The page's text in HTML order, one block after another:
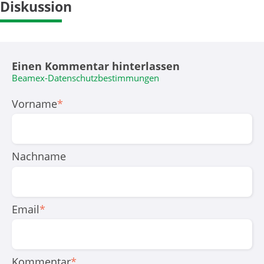
Diskussion
Einen Kommentar hinterlassen
Beamex-Datenschutzbestimmungen
Vorname*
Nachname
Email*